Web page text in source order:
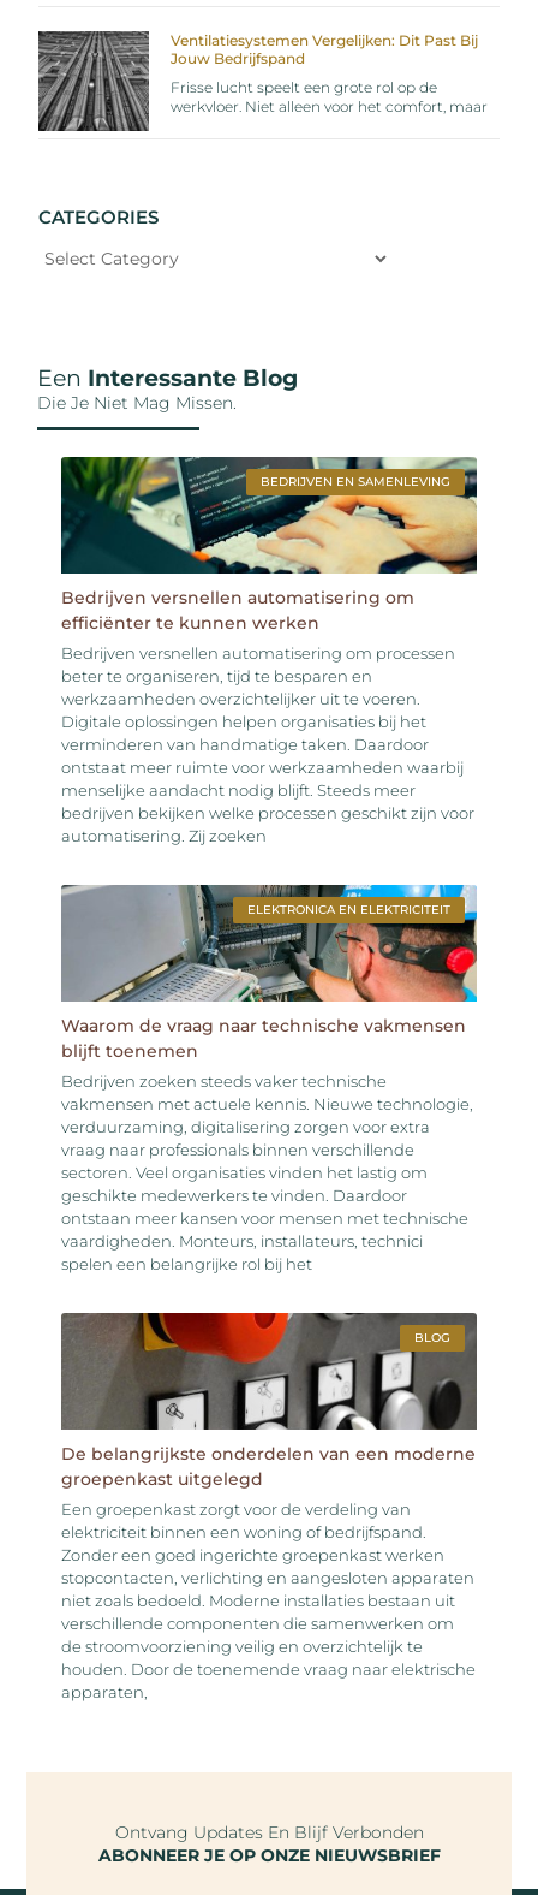
Ventilatiesystemen Vergelijken: Dit Past Bij
Jouw Bedrijfspand
Frisse lucht speelt een grote rol op de
werkvloer. Niet alleen voor het comfort, maar
CATEGORIES
Een Interessante Blog
Die Je Niet Mag Missen.
BEDRIJVEN EN SAMENLEVING
Bedrijven versnellen automatisering om
efficiënter te kunnen werken
Bedrijven versnellen automatisering om processen
beter te organiseren, tijd te besparen en
werkzaamheden overzichtelijker uit te voeren.
Digitale oplossingen helpen organisaties bij het
verminderen van handmatige taken. Daardoor
ontstaat meer ruimte voor werkzaamheden waarbij
menselijke aandacht nodig blijft. Steeds meer
bedrijven bekijken welke processen geschikt zijn voor
automatisering. Zij zoeken
ELEKTRONICA EN ELEKTRICITEIT
Waarom de vraag naar technische vakmensen
blijft toenemen
Bedrijven zoeken steeds vaker technische
vakmensen met actuele kennis. Nieuwe technologie,
verduurzaming, digitalisering zorgen voor extra
vraag naar professionals binnen verschillende
sectoren. Veel organisaties vinden het lastig om
geschikte medewerkers te vinden. Daardoor
ontstaan meer kansen voor mensen met technische
vaardigheden. Monteurs, installateurs, technici
spelen een belangrijke rol bij het
BLOG
De belangrijkste onderdelen van een moderne
groepenkast uitgelegd
Een groepenkast zorgt voor de verdeling van
elektriciteit binnen een woning of bedrijfspand.
Zonder een goed ingerichte groepenkast werken
stopcontacten, verlichting en aangesloten apparaten
niet zoals bedoeld. Moderne installaties bestaan uit
verschillende componenten die samenwerken om
de stroomvoorziening veilig en overzichtelijk te
houden. Door de toenemende vraag naar elektrische
apparaten,
Ontvang Updates En Blijf Verbonden
ABONNEER JE OP ONZE NIEUWSBRIEF